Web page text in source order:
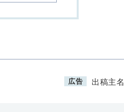
広告 出稿主名